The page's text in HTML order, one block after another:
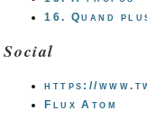
16. Quand
Social
https://
Flux Atom